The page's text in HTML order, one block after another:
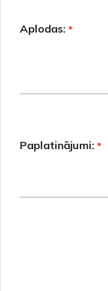
Aplodas: *
Paplatinājumi: *